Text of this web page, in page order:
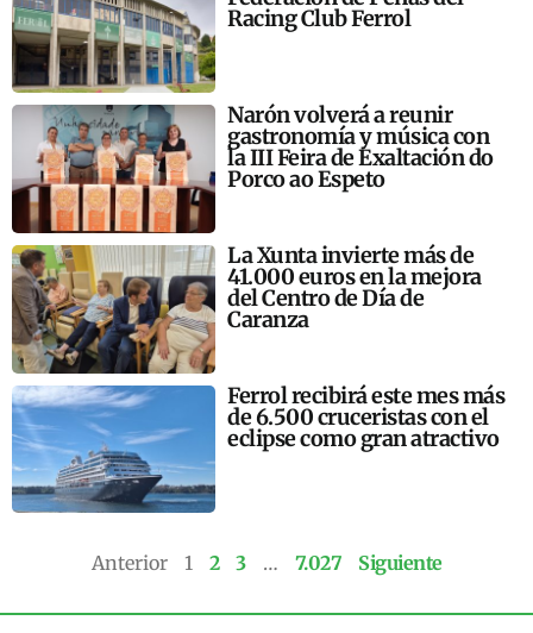
Racing Club Ferrol
Narón volverá a reunir
gastronomía y música con
la III Feira de Exaltación do
Porco ao Espeto
La Xunta invierte más de
41.000 euros en la mejora
del Centro de Día de
Caranza
Ferrol recibirá este mes más
de 6.500 cruceristas con el
eclipse como gran atractivo
Anterior 1 2 3 … 7.027 Siguiente